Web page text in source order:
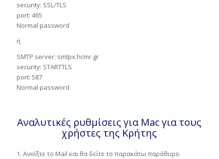
security: SSL/TLS
port: 465
Normal password
ή
SMTP server: smtpx.hcmr.gr
security: STARTTLS
port: 587
Normal password
Αναλυτικές ρυθμίσεις για Mac για τους
χρήστες της Κρήτης
1. Ανοίξτε το Mail και θα δείτε το παρακάτω παράθυρο.